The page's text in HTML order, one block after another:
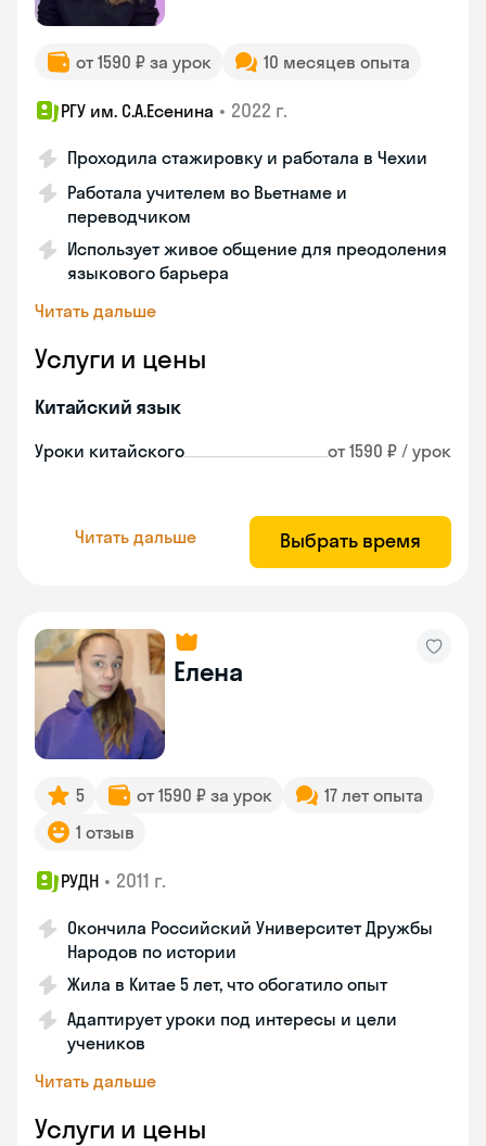
от 1590 ₽ за урок 10 месяцев опыта
РГУ им. С.А.Есенина • 2022 г.
Проходила стажировку и работала в Чехии
Работала учителем во Вьетнаме и
переводчиком
Использует живое общение для преодоления
языкового барьера
Читать дальше
Услуги и цены
Китайский язык
Уроки китайского от 1590 ₽ / урок
Читать дальше Выбрать время
Елена
5 от 1590 ₽ за урок
17 лет опыта
1 отзыв
РУДН • 2011 г.
Окончила Российский Университет Дружбы
Народов по истории
Жила в Китае 5 лет, что обогатило опыт
Адаптирует уроки под интересы и цели
учеников
Читать дальше
Услуги и цены